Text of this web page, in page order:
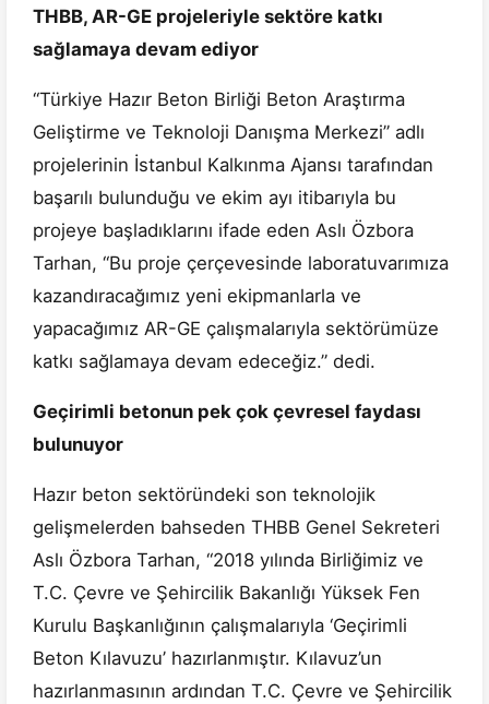
THBB, AR-GE projeleriyle sektöre katkı
sağlamaya devam ediyor
“Türkiye Hazır Beton Birliği Beton Araştırma
Geliştirme ve Teknoloji Danışma Merkezi” adlı
projelerinin İstanbul Kalkınma Ajansı tarafından
başarılı bulunduğu ve ekim ayı itibarıyla bu
projeye başladıklarını ifade eden Aslı Özbora
Tarhan, “Bu proje çerçevesinde laboratuvarımıza
kazandıracağımız yeni ekipmanlarla ve
yapacağımız AR-GE çalışmalarıyla sektörümüze
katkı sağlamaya devam edeceğiz.” dedi.
Geçirimli betonun pek çok çevresel faydası
bulunuyor
Hazır beton sektöründeki son teknolojik
gelişmelerden bahseden THBB Genel Sekreteri
Aslı Özbora Tarhan, “2018 yılında Birliğimiz ve
T.C. Çevre ve Şehircilik Bakanlığı Yüksek Fen
Kurulu Başkanlığının çalışmalarıyla ‘Geçirimli
Beton Kılavuzu’ hazırlanmıştır. Kılavuz’un
hazırlanmasının ardından T.C. Çevre ve Şehircilik